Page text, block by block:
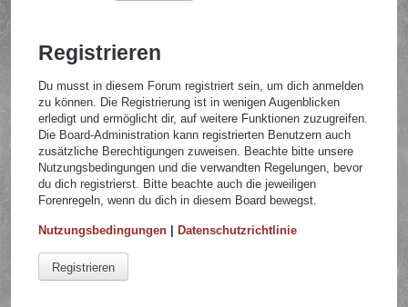
Registrieren
Du musst in diesem Forum registriert sein, um dich anmelden
zu können. Die Registrierung ist in wenigen Augenblicken
erledigt und ermöglicht dir, auf weitere Funktionen zuzugreifen.
Die Board-Administration kann registrierten Benutzern auch
zusätzliche Berechtigungen zuweisen. Beachte bitte unsere
Nutzungsbedingungen und die verwandten Regelungen, bevor
du dich registrierst. Bitte beachte auch die jeweiligen
Forenregeln, wenn du dich in diesem Board bewegst.
Nutzungsbedingungen |Datenschutzrichtlinie
Registrieren